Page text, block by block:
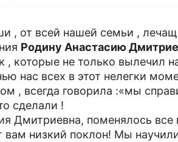
, от всей нашей семьи ,
Родину Анастасию
, которые не только вылечил
нас всех в этот нелегки
, всегда говорила :«мы
сделали !
Дмитриевна, поменялось
вам низкий поклон! Мы